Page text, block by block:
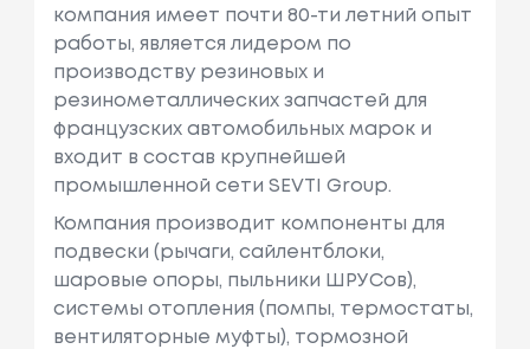
компания имеет почти 80-ти летний опыт
работы, является лидером по
производству резиновых и
резинометаллических запчастей для
французских автомобильных марок и
входит в состав крупнейшей
промышленной сети SEVTI Group.
Компания производит компоненты для
подвески (рычаги, сайлентблоки,
шаровые опоры, пыльники ШРУСов),
системы отопления (помпы, термостаты,
вентиляторные муфты), тормозной